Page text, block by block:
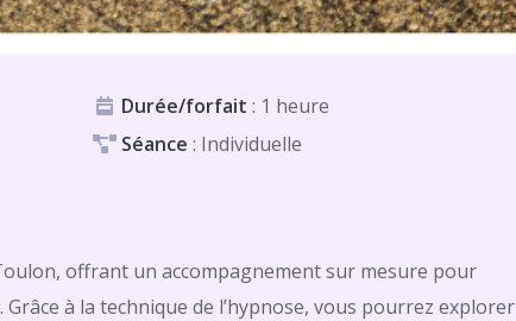
Durée/forfait : 1 heure
Séance : Individuelle
offrant un accompagnement sur mesure pour
à la technique de l’hypnose, vous pourrez explorer